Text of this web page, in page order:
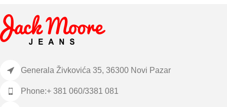
Generala Živkovića 35, 36300 Novi Pazar
Phone:+ 381 060/3381 081